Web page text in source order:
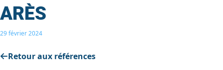
ARÈS
29 février 2024
Retour aux références